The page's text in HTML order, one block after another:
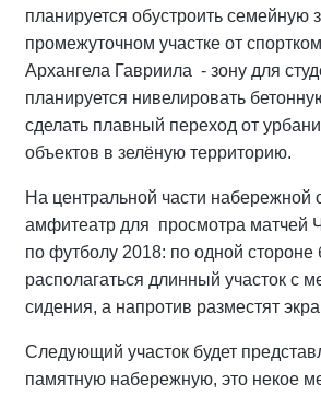
планируется обустроить семейную
промежуточном участке от
Архангела Гавриила - зону для
планируется нивелировать
сделать плавный переход от
объектов в зелёную территорию.
На центральной части набережной
амфитеатр для просмотра матчей
по футболу 2018: по одной стороне
располагаться длинный участок с
сидения, а напротив разместят
Следующий участок будет
памятную набережную, это некое